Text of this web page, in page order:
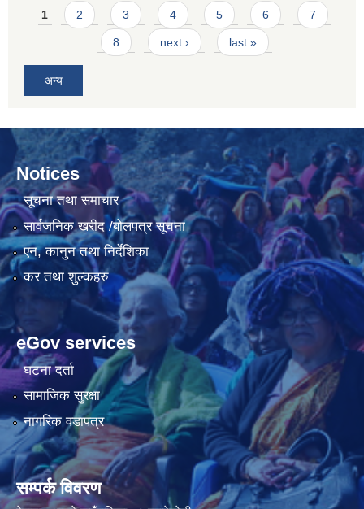
Pages
1 2 3 4 5 6 7
8 next › last »
अन्य
Notices
सूचना तथा समाचार
सार्वजनिक खरीद /बोलपत्र सूचना
एन, कानुन तथा निर्देशिका
कर तथा शुल्कहरु
eGov services
घटना दर्ता
सामाजिक सुरक्षा
नागरिक वडापत्र
सम्पर्क विवरण